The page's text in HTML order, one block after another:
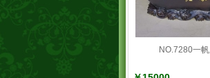
NO.7280一